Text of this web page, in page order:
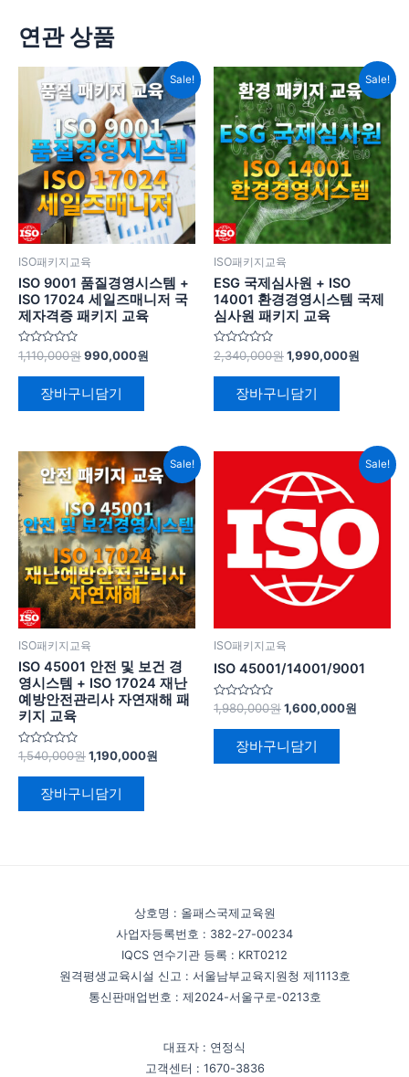
연관 상품
Sale!
ISO패키지교육
ISO 9001 품질경영시스템 +
ISO 17024 세일즈매니저 국
제자격증 패키지 교육
5
중
에
1,110,000원
래
가
격:
1,110,000
원.
990,000원
현
재
가
격:
990,000
원.
장바구니담기
Sale!
ISO패키지교육
ESG 국제심사원 + ISO
14001 환경경영시스템 국제
심사원 패키지 교육
5
중
에
2,340,000원
원
래
가
격:
2,340,000
원.
1,990,000원
현
재
가
격:
원.
장바구니담기
Sale!
ISO패키지교육
ISO 45001 안전 및 보건 경
영시스템 + ISO 17024 재난
예방안전관리사 자연재해 패
키지 교육
5
중
에
1,540,000원
원
래
가
격:
1,540,000
원.
1,190,000원
현
재
가
격:
1,190,000
원.
장바구니담기
Sale!
ISO패키지교육
ISO 45001/14001/9001
5
중
에
1,980,000원
래
가
격:
1,980,000
원.
1,600,000원
현
재
원.
장바구니담기
상호명 : 올패스국제교육원
사업자등록번호 : 382-27-00234
IQCS 연수기관 등록 : KRT0212
원격평생교육시설 신고 : 서울남부교육지원청 제1113호
통신판매업번호 : 제2024-서울구로-0213호
대표자 : 연정식
고객센터 : 1670-3836